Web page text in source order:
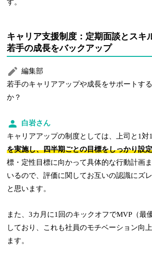
す。
キャリア支援制度：定期面談とスキ
若手の成長をバックアップ
編集部
若手のキャリアアップや成長をサポートす
か？
白岩さん
キャリアアップの制度としては、上司と1対
を実施し、四半期ごとの目標をしっかり設
標・定性目標に向かって具体的な行動計画
いるので、評価に関してお互いの認識にズ
と思います。
また、3カ月に1回のキックオフでMVP（最
しており、これも社員のモチベーション向
ます。